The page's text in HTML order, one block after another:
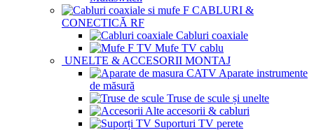
CABLURI &
CONECTICĂ RF
Cabluri coaxiale
Mufe TV cablu
UNELTE & ACCESORII MONTAJ
Aparate instrumente
de măsură
Truse de scule și unelte
Alte accesorii & cabluri
Suporturi TV perete